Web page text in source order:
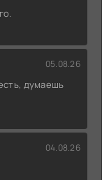
05.08.26
думаешь
04.08.26